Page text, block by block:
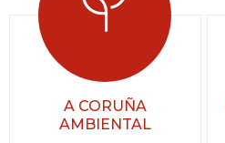
A CORUÑA
AMBIENTAL